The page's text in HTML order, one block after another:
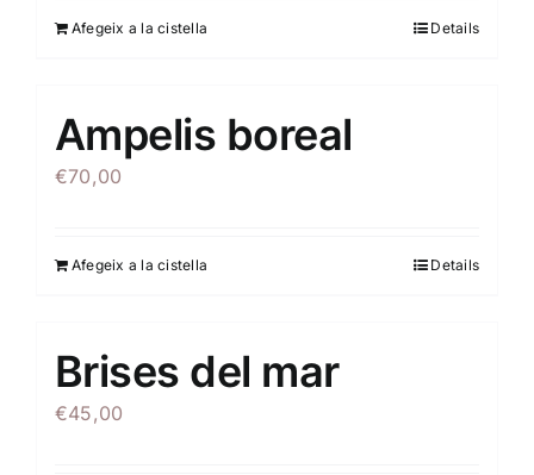
Afegeix a la cistella Details
Ampelis boreal
€70,00
Afegeix a la cistella Details
Brises del mar
€45,00